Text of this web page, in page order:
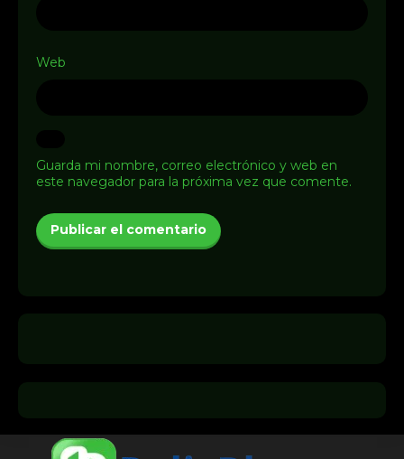
Web
Guarda mi nombre, correo electrónico y web en
este navegador para la próxima vez que comente.